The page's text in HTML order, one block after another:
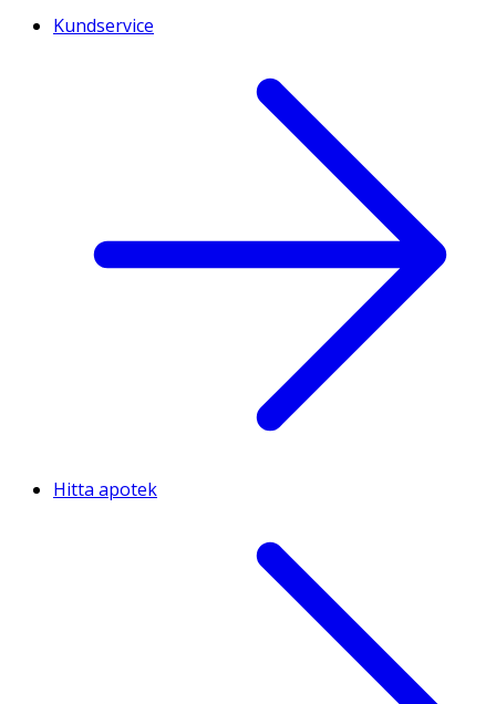
Kundservice
Hitta apotek